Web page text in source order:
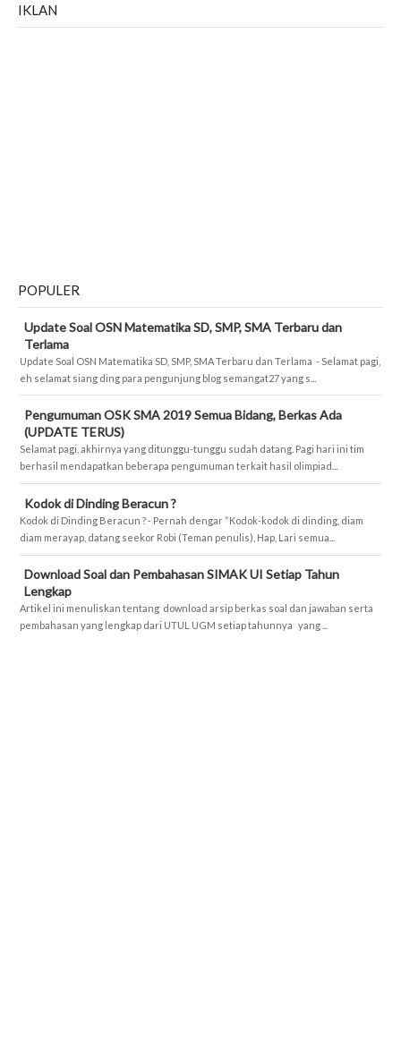
IKLAN
POPULER
Update Soal OSN Matematika SD, SMP, SMA Terbaru dan
Terlama
Update Soal OSN Matematika SD, SMP, SMA Terbaru dan Terlama - Selamat pagi,
eh selamat siang ding para pengunjung blog semangat27 yang s...
Pengumuman OSK SMA 2019 Semua Bidang, Berkas Ada
(UPDATE TERUS)
Selamat pagi, akhirnya yang ditunggu-tunggu sudah datang. Pagi hari ini tim
berhasil mendapatkan beberapa pengumuman terkait hasil olimpiad...
Kodok di Dinding Beracun ?
Kodok di Dinding Beracun ? - Pernah dengar “Kodok-kodok di dinding, diam
diam merayap, datang seekor Robi (Teman penulis), Hap, Lari semua...
Download Soal dan Pembahasan SIMAK UI Setiap Tahun
Lengkap
Artikel ini menuliskan tentang download arsip berkas soal dan jawaban serta
pembahasan yang lengkap dari UTUL UGM setiap tahunnya yang ...